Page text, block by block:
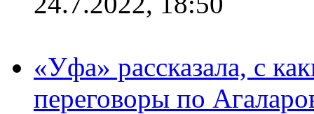
«Уфа» рассказала, с
переговоры по